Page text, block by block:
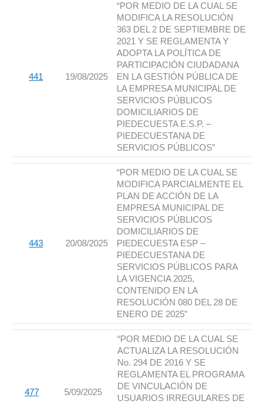
441 19/08/2025
“POR MEDIO DE LA CUAL SE
MODIFICA LA RESOLUCIÓN
363 DEL 2 DE SEPTIEMBRE DE
2021 Y SE REGLAMENTA Y
ADOPTA LA POLÍTICA DE
PARTICIPACIÓN CIUDADANA
EN LA GESTIÓN PÚBLICA DE
LA EMPRESA MUNICIPAL DE
SERVICIOS PÚBLICOS
DOMICILIARIOS DE
PIEDECUESTA E.S.P. –
PIEDECUESTANA DE
SERVICIOS PÚBLICOS”
443 20/08/2025
“POR MEDIO DE LA CUAL SE
MODIFICA PARCIALMENTE EL
PLAN DE ACCIÓN DE LA
EMPRESA MUNICIPAL DE
SERVICIOS PÚBLICOS
DOMICILIARIOS DE
PIEDECUESTA ESP –
PIEDECUESTANA DE
SERVICIOS PÚBLICOS PARA
LA VIGENCIA 2025,
CONTENIDO EN LA
RESOLUCIÓN 080 DEL 28 DE
ENERO DE 2025”
477 5/09/2025
“POR MEDIO DE LA CUAL SE
ACTUALIZA LA RESOLUCIÓN
No. 294 DE 2016 Y SE
REGLAMENTA EL PROGRAMA
DE VINCULACIÓN DE
USUARIOS IRREGULARES DE